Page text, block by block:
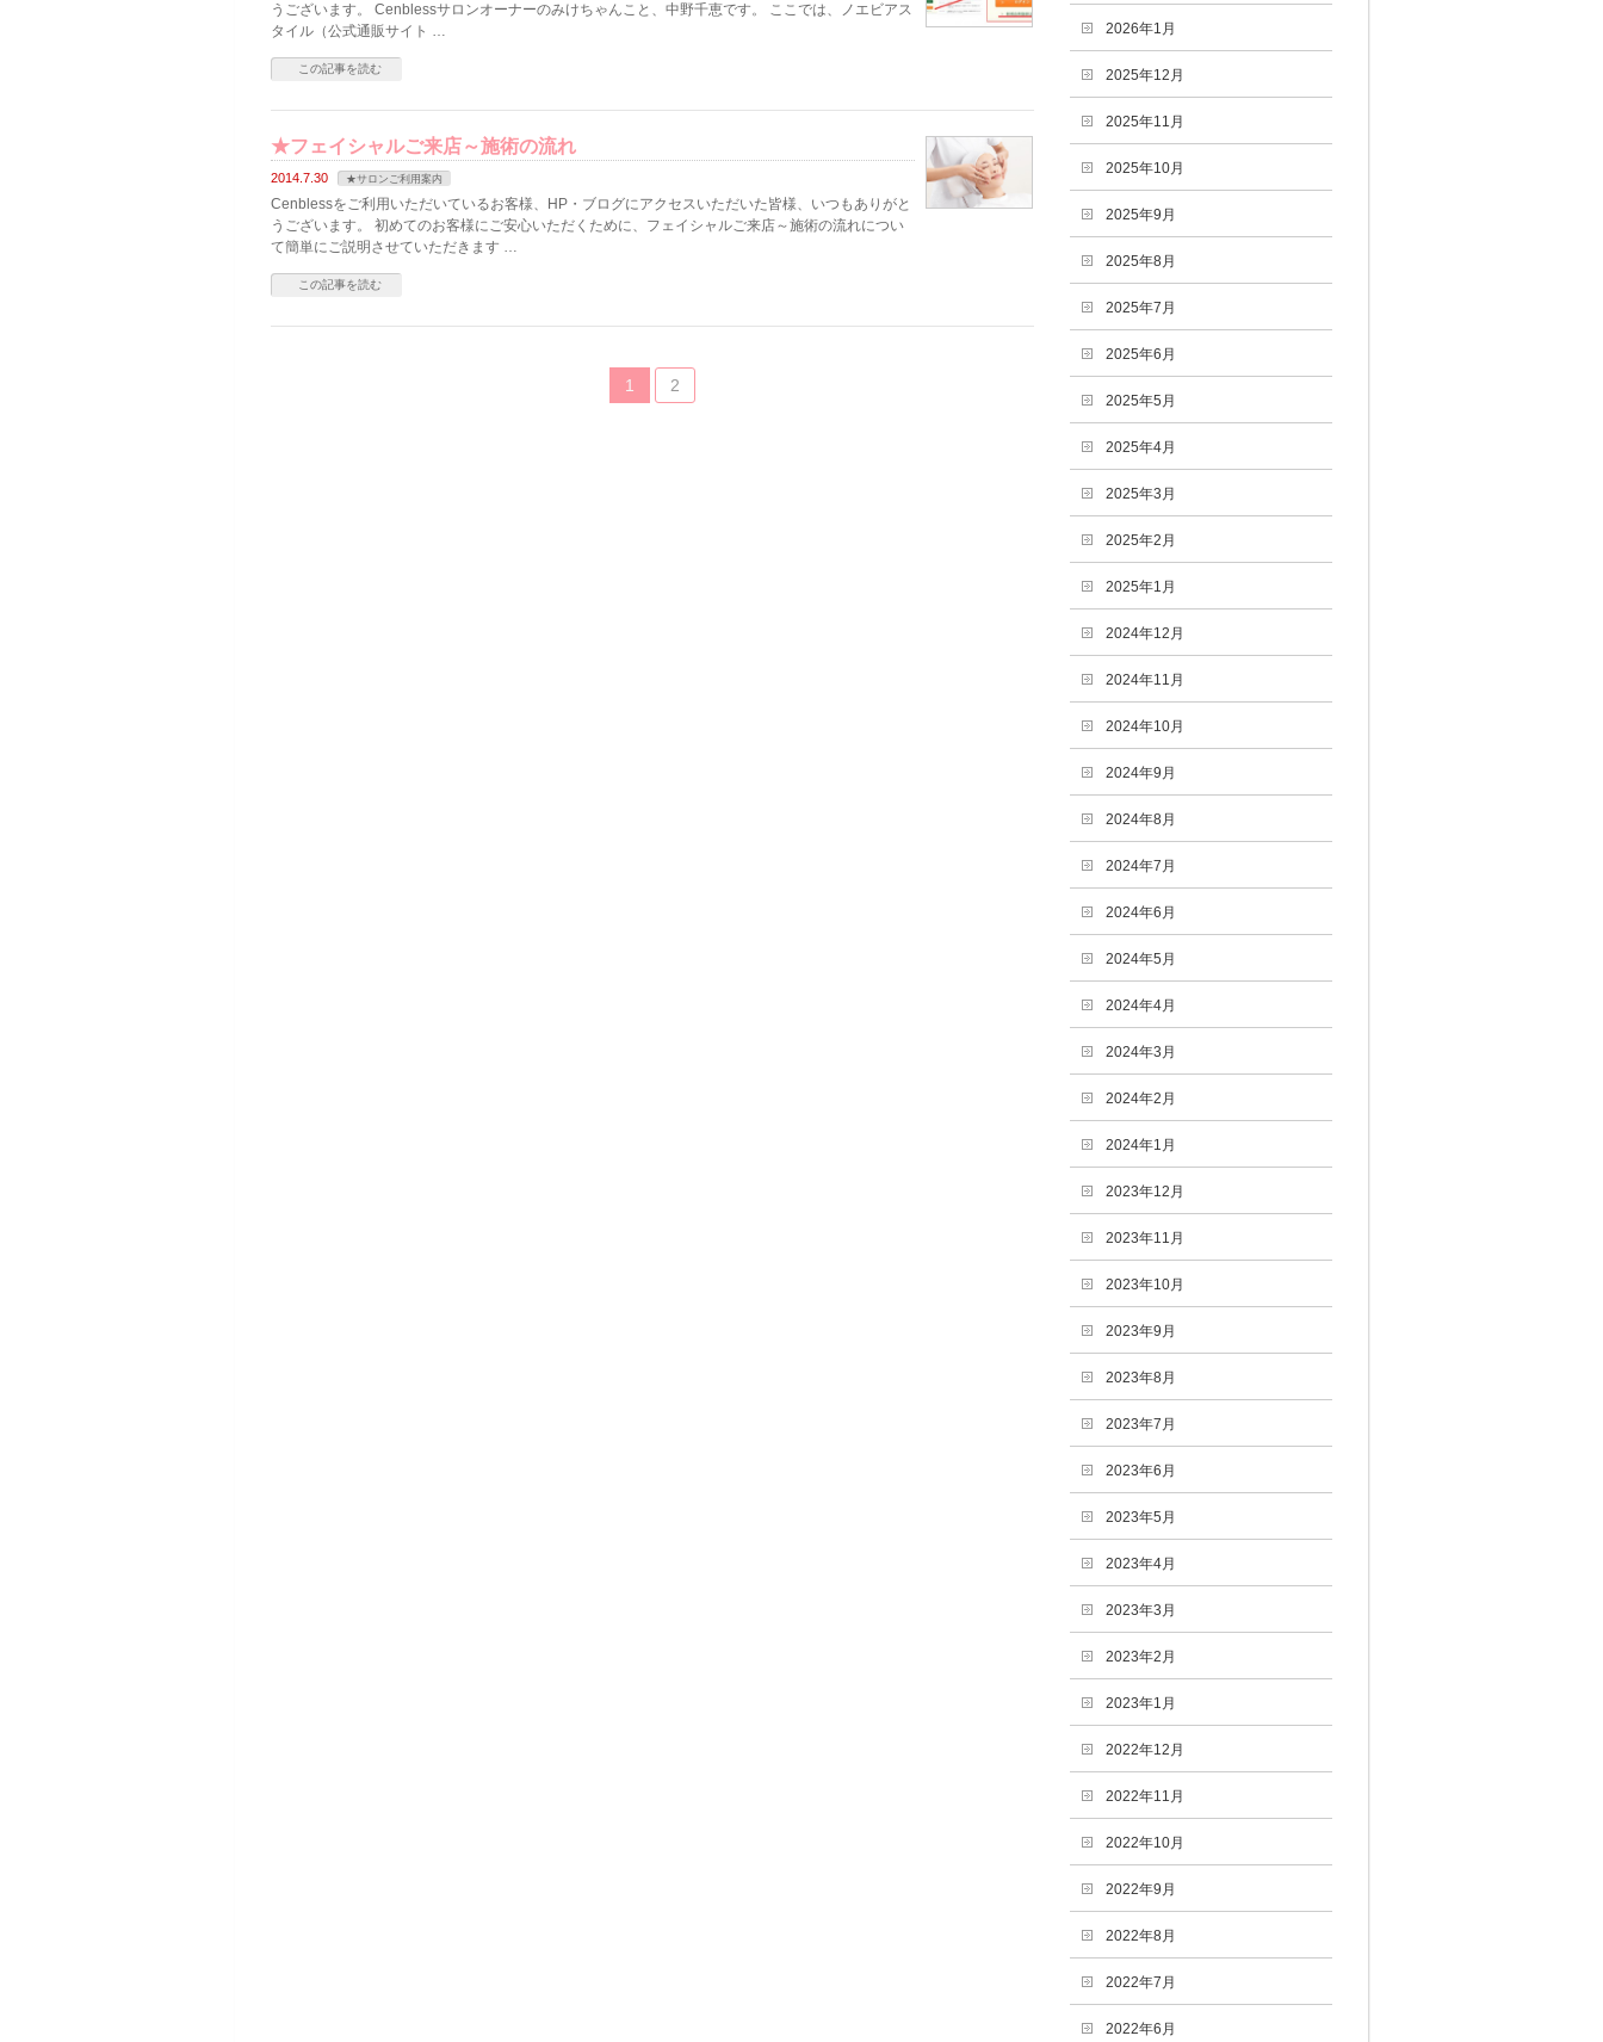
うございます。 Cenblessサロンオーナーのみけちゃんこと、中野千恵です。 ここでは、ノエビアス
タイル（公式通販サイト …
この記事を読む
★フェイシャルご来店～施術の流れ
2014.7.30 ★サロンご利用案内
Cenblessをご利用いただいているお客様、HP・ブログにアクセスいただいた皆様、いつもありがと
うございます。 初めてのお客様にご安心いただくために、フェイシャルご来店～施術の流れについ
て簡単にご説明させていただきます …
この記事を読む
1 2
2026年1月
2025年12月
2025年11月
2025年10月
2025年9月
2025年8月
2025年7月
2025年6月
2025年5月
2025年4月
2025年3月
2025年2月
2025年1月
2024年12月
2024年11月
2024年10月
2024年9月
2024年8月
2024年7月
2024年6月
2024年5月
2024年4月
2024年3月
2024年2月
2024年1月
2023年12月
2023年11月
2023年10月
2023年9月
2023年8月
2023年7月
2023年6月
2023年5月
2023年4月
2023年3月
2023年2月
2023年1月
2022年12月
2022年11月
2022年10月
2022年9月
2022年8月
2022年7月
2022年6月